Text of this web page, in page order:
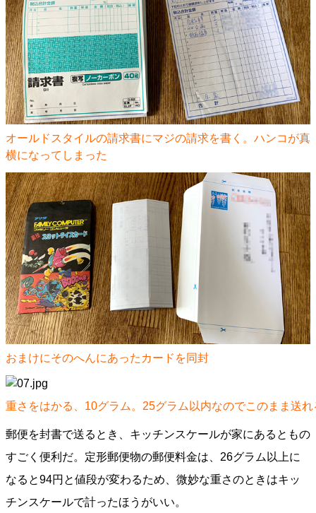
オールドスタイルの請求書にマジの請求を書く。ハンコが真
横になってしまった
おまけにそのへんにあったカードを同封
重さをはかる、10グラム。25グラム以内なのでこのまま送れ
郵便を封書で送るとき、キッチンスケールが家にあるともの
すごく便利だ。定形郵便物の郵便料金は、26グラム以上に
なると94円と値段が変わるため、微妙な重さのときはキッ
チンスケールで計ったほうがいい。